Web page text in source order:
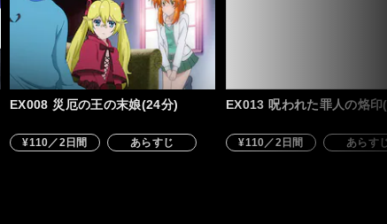
EX008 災厄の王の末娘(24分)
¥110／2日間 あらすじ
EX013 呪われた罪人の烙
¥110／2日間 あらす